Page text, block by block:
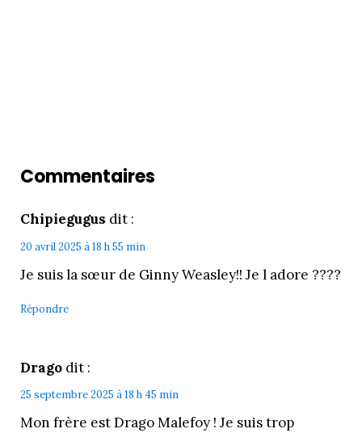
Commentaires
Chipiegugus dit :
20 avril 2025 à 18 h 55 min
Je suis la sœur de Ginny Weasley!! Je l adore ????
Répondre
Drago dit :
25 septembre 2025 à 18 h 45 min
Mon frère est Drago Malefoy ! Je suis trop